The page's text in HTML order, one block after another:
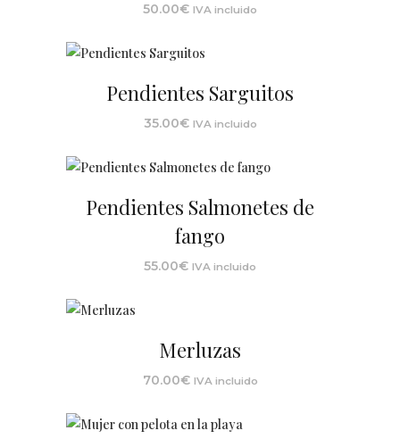
50.00€ IVA incluido
Pendientes Sarguitos
35.00€ IVA incluido
Pendientes Salmonetes de
fango
55.00€ IVA incluido
Merluzas
70.00€ IVA incluido